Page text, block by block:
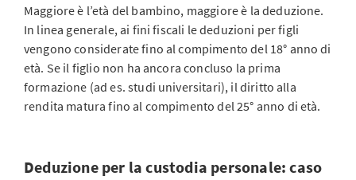
Maggiore è l’età del bambino, maggiore è la deduzione.
In linea generale, ai fini fiscali le deduzioni per figli
vengono considerate fino al compimento del 18° anno di
età. Se il figlio non ha ancora concluso la prima
formazione (ad es. studi universitari), il diritto alla
rendita matura fino al compimento del 25° anno di età.
Deduzione per la custodia personale: caso